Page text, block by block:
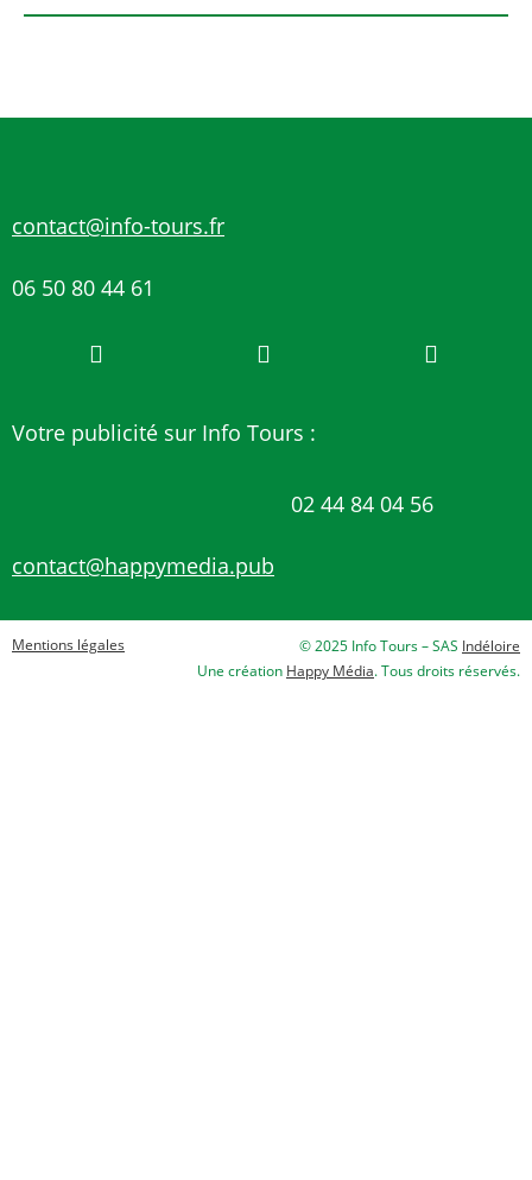
contact@info-tours.fr
06 50 80 44 61
Votre publicité sur Info Tours :
02 44 84 04 56
contact@happymedia.pub
Mentions légales © 2025 Info Tours – SAS Indéloire
Une création Happy Média. Tous droits réservés.